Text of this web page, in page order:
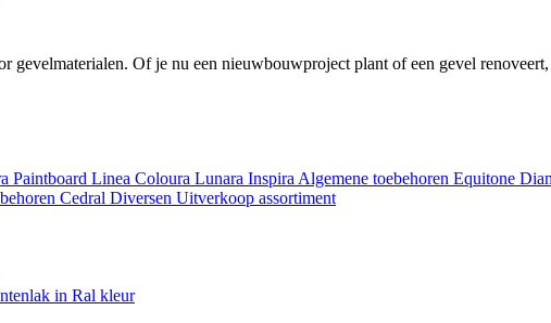
gevelmaterialen. Of je nu een nieuwbouwproject plant of een gevel
Paintboard Linea Coloura Lunara Inspira Algemene toebehoren Equitone
Cedral Diversen Uitverkoop assortiment
in Ral kleur